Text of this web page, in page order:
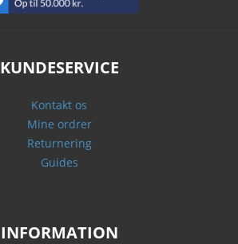
KUNDESERVICE
Kontakt os
Mine ordrer
Returnering
Guides
INFORMATION